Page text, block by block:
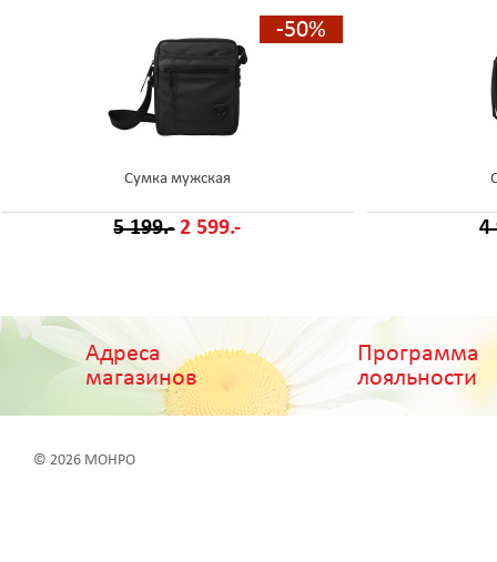
-50%
Сумка мужская
5 199.- 2 599.- 4
Адреса
магазинов
Программа
лояльности
© 2026 МОНРО